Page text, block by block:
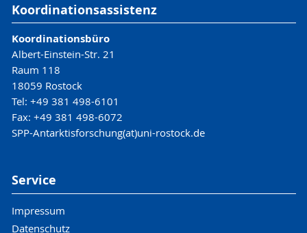
Koordinationsassistenz
Koordinationsbüro
Albert-Einstein-Str. 21
Raum 118
18059 Rostock
Tel: +49 381 498-6101
Fax: +49 381 498-6072
SPP-Antarktisforschung(at)uni-rostock.de
Service
Impressum
Datenschutz